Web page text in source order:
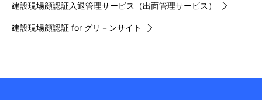
建設現場顔認証入退管理サービス（出面管理サービス）
建設現場顔認証 for グリ－ンサイト